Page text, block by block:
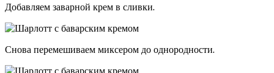
Добавляем заварной крем в сливки.
Снова перемешиваем миксером до однородности.